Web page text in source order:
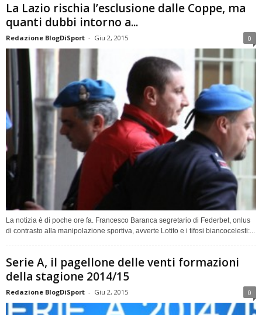
La Lazio rischia l’esclusione dalle Coppe, ma
quanti dubbi intorno a...
Redazione BlogDiSport - Giu 2, 2015 0
La notizia è di poche ore fa. Francesco Baranca segretario di Federbet, onlus
di contrasto alla manipolazione sportiva, avverte Lotito e i tifosi biancocelesti:...
Serie A, il pagellone delle venti formazioni
della stagione 2014/15
Redazione BlogDiSport - Giu 2, 2015 0